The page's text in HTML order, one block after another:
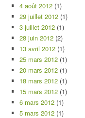
4 août 2012 (1)
29 juillet 2012 (1)
3 juillet 2012 (1)
28 juin 2012 (2)
13 avril 2012 (1)
25 mars 2012 (1)
20 mars 2012 (1)
18 mars 2012 (1)
15 mars 2012 (1)
6 mars 2012 (1)
5 mars 2012 (1)